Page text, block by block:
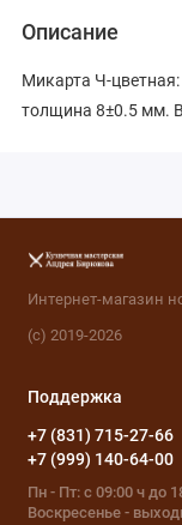
Описание
Микарта Ч-
толщина 8±0.5 мм.
Интернет-магазин
(с) 2019-2026
Поддержка
+7 (831) 715-27-66
+7 (999) 140-64-00
Пн - Пт: с 09:00 ч до
Воскресенье -